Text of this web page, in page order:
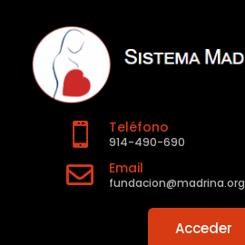
 Teléfono
914-490-690
 Email
fundacion@madrina.org
Acceder